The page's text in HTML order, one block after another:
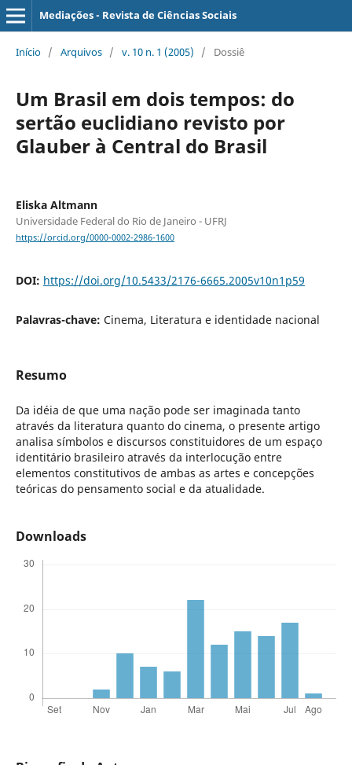
Mediações - Revista de Ciências Sociais
Início / Arquivos / v. 10 n. 1 (2005) / Dossiê
Um Brasil em dois tempos: do
sertão euclidiano revisto por
Glauber à Central do Brasil
Eliska Altmann
Universidade Federal do Rio de Janeiro - UFRJ
https://orcid.org/0000-0002-2986-1600
DOI: https://doi.org/10.5433/2176-6665.2005v10n1p59
Palavras-chave: Cinema, Literatura e identidade nacional
Resumo
Da idéia de que uma nação pode ser imaginada tanto
através da literatura quanto do cinema, o presente artigo
analisa símbolos e discursos constituidores de um espaço
identitário brasileiro através da interlocução entre
elementos constitutivos de ambas as artes e concepções
teóricas do pensamento social e da atualidade.
Downloads